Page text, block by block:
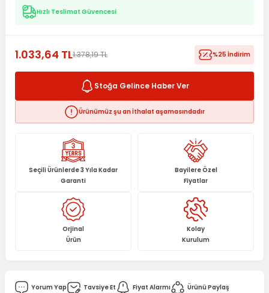
Hızlı Teslimat Güvencesi
1.033,64 TL1.378,19 TL %25 İndirim
Stoğa Gelince Haber Ver
Ürünümüz şu an İthalat aşamasındadır
Seçili Ürünlerde 3 Yıla Kadar
Garanti
Bayilere Özel
Fiyatlar
Orjinal
Ürün
Kolay
Kurulum
Yorum Yap Tavsiye Et Fiyat Alarmı
Ürünü Paylaş